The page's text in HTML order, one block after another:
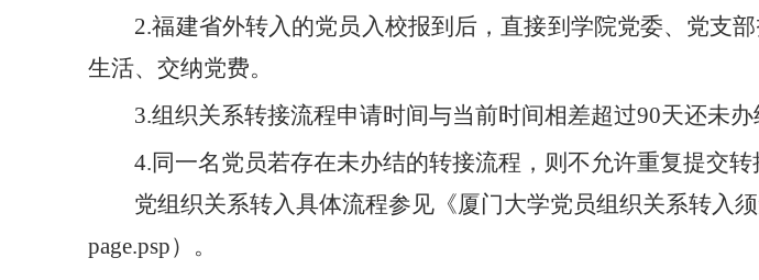
2.福建省外转入的党员入校报到后，直接到学院党委、党支
生活、交纳党费。
3.组织关系转接流程申请时间与当前时间相差超过90天还未办
4.同一名党员若存在未办结的转接流程，则不允许重复提交转
党组织关系转入具体流程参见《厦门大学党员组织关系转入须
page.psp）。